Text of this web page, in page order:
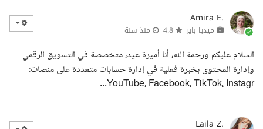
Amira E.
ميديا باير منذ سنة
السلام عليكم ورحمة الله، أنا أميرة عيد، متخصصة في التسويق الرقمي
وإدارة المحتوى بخبرة فعلية في إدارة حسابات متعددة على منصات:
YouTube، Facebook، TikTok، Instagr...
Laila Z.